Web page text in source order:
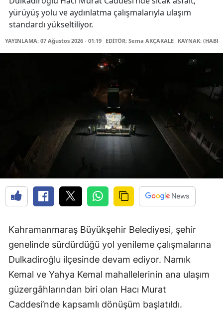
yürüyüş yolu ve aydınlatma çalışmalarıyla ulaşım
standardı yükseltiliyor.
YAYINLAMA: 07 Ağustos 2026 - 01:19 EDİTÖR: Sema AKÇAKALE KAYNAK:
Kahramanmaraş Büyükşehir Belediyesi, şehir
genelinde sürdürdüğü yol yenileme çalışmalarına
Dulkadiroğlu ilçesinde devam ediyor. Namık
Kemal ve Yahya Kemal mahallelerinin ana ulaşım
güzergâhlarından biri olan Hacı Murat
Caddesi’nde kapsamlı dönüşüm başlatıldı.